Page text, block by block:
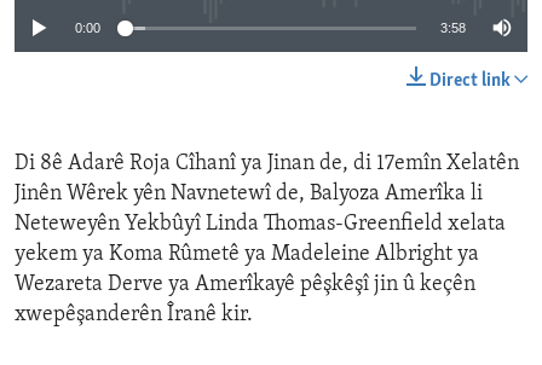
0:00 3:58
Direct link
Di 8ê Adarê Roja Cîhanî ya Jinan de, di 17emîn Xelatên
Jinên Wêrek yên Navnetewî de, Balyoza Amerîka li
Neteweyên Yekbûyî Linda Thomas-Greenfield xelata
yekem ya Koma Rûmetê ya Madeleine Albright ya
Wezareta Derve ya Amerîkayê pêşkêşî jin û keçên
xwepêşanderên Îranê kir.